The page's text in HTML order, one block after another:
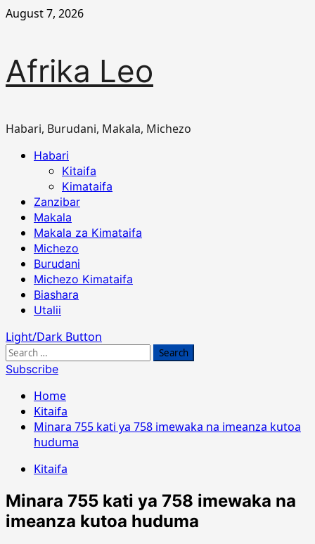
Skip
August 7, 2026
Afrika Leo
Habari, Burudani, Makala, Michezo
PrimaryHabari
Kitaifa
Kimataifa
Zanzibar
Makala
Makala za Kimataifa
Michezo
Burudani
Michezo Kimataifa
Biashara
Utalii
Light/Dark Button
Search
for:
Subscribe
Home
Kitaifa
Minara 755 kati ya 758 imewaka na imeanza kutoa
huduma
Kitaifa
Minara 755 kati ya 758 imewaka na
imeanza kutoa huduma